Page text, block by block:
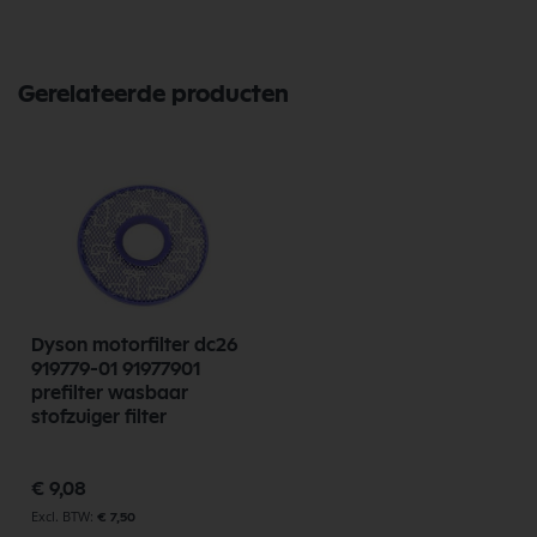
Gerelateerde producten
Dyson motorfilter dc26
919779-01 91977901
prefilter wasbaar
stofzuiger filter
€ 9,08
€ 7,50